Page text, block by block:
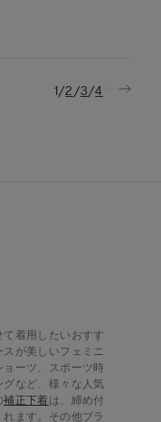
1/2/3/4
着用したいおすす
が美しいフェミニ
ーツ、スポーツ時
など、様々な人気
補正下着 は、締め付
ます。その他ブラ